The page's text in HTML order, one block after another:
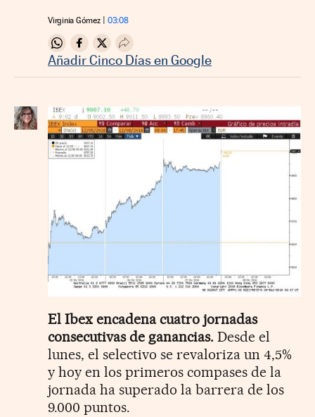
Virginia Gómez 03:08
Compartir en Whatsapp
Compartir en Facebook
Compartir en Twitter
Desplegar Redes Sociales
Añadir Cinco Días en Google
El Ibex encadena cuatro jornadas
consecutivas de ganancias. Desde el
lunes, el selectivo se revaloriza un 4,5%
y hoy en los primeros compases de la
jornada ha superado la barrera de los
9.000 puntos.